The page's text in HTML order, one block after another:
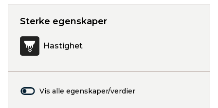
Sterke egenskaper
Hastighet
Vis alle egenskaper/verdier